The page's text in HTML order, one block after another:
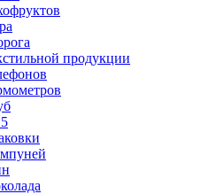
продукции